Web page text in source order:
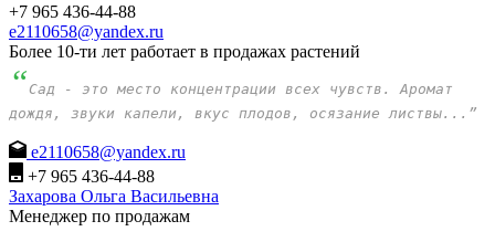
+7 965 436-44-88
e2110658@yandex.ru
Более 10-ти лет работает в продажах растений
“ Сад - это место концентрации всех чувств. Аромат
дождя, звуки капели, вкус плодов, осязание листвы...”
e2110658@yandex.ru
+7 965 436-44-88
Захарова Ольга Васильевна
Менеджер по продажам